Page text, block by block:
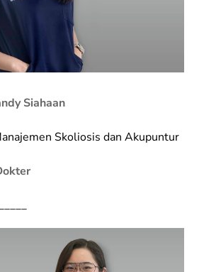
Siahaan
Skoliosis dan Akupuntur